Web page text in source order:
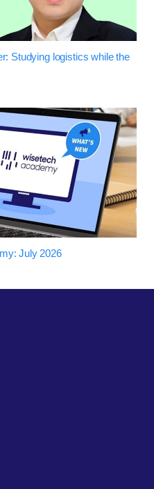
Studying logistics while the
July 2026